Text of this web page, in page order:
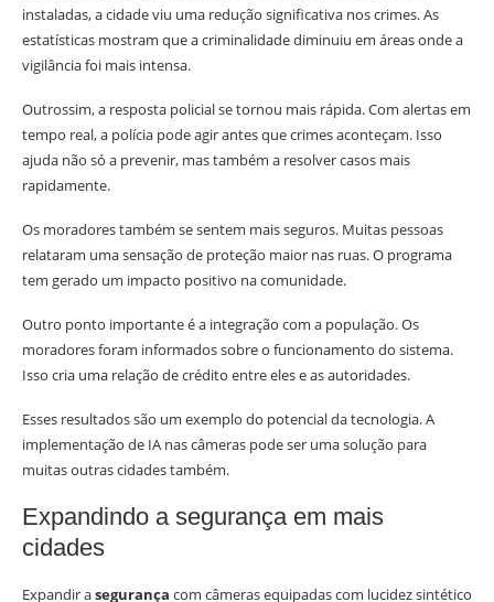
instaladas, a cidade viu uma redução significativa nos crimes. As
estatísticas mostram que a criminalidade diminuiu em áreas onde a
vigilância foi mais intensa.
Outrossim, a resposta policial se tornou mais rápida. Com alertas em
tempo real, a polícia pode agir antes que crimes aconteçam. Isso
ajuda não só a prevenir, mas também a resolver casos mais
rapidamente.
Os moradores também se sentem mais seguros. Muitas pessoas
relataram uma sensação de proteção maior nas ruas. O programa
tem gerado um impacto positivo na comunidade.
Outro ponto importante é a integração com a população. Os
moradores foram informados sobre o funcionamento do sistema.
Isso cria uma relação de crédito entre eles e as autoridades.
Esses resultados são um exemplo do potencial da tecnologia. A
implementação de IA nas câmeras pode ser uma solução para
muitas outras cidades também.
Expandindo a segurança em mais
cidades
Expandir asegurança com câmeras equipadas com lucidez sintético